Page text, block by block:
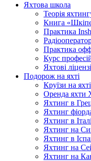
Яхтова школа
Теорія
Книга
Практика
Практика
Курс
Яхтові
Подорож на яхті
Круїзи на яхті
Оренда яхти
Яхтинг в
Яхтинг
Яхтинг в
Яхтинг на
Яхтинг в
Яхтинг на
Яхтинг на